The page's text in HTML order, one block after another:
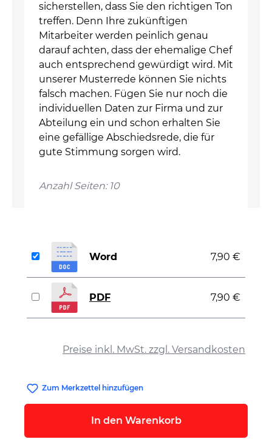
sicherstellen, dass Sie den richtigen Ton
treffen. Denn Ihre zukünftigen
Mitarbeiter werden peinlich genau
darauf achten, dass der ehemalige Chef
auch entsprechend gewürdigt wird. Mit
unserer Musterrede können Sie nichts
falsch machen. Fügen Sie nur noch die
individuellen Daten zur Firma und zur
Abteilung ein und schon erhalten Sie
eine gefällige Abschiedsrede, die für
gute Stimmung sorgen wird.
Anzahl Seiten: 10
Preise inkl. MwSt. zzgl. Versandkosten
Word 7,90 €
PDF 7,90 €
Zum Merkzettel hinzufügen
In den Warenkorb